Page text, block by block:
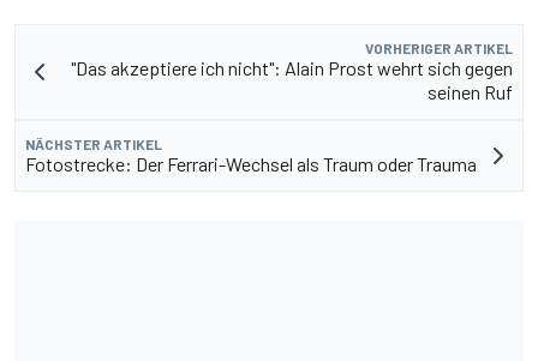
VORHERIGER ARTIKEL
"Das akzeptiere ich nicht": Alain Prost wehrt sich gegen
seinen Ruf
NÄCHSTER ARTIKEL
Fotostrecke: Der Ferrari-Wechsel als Traum oder Trauma